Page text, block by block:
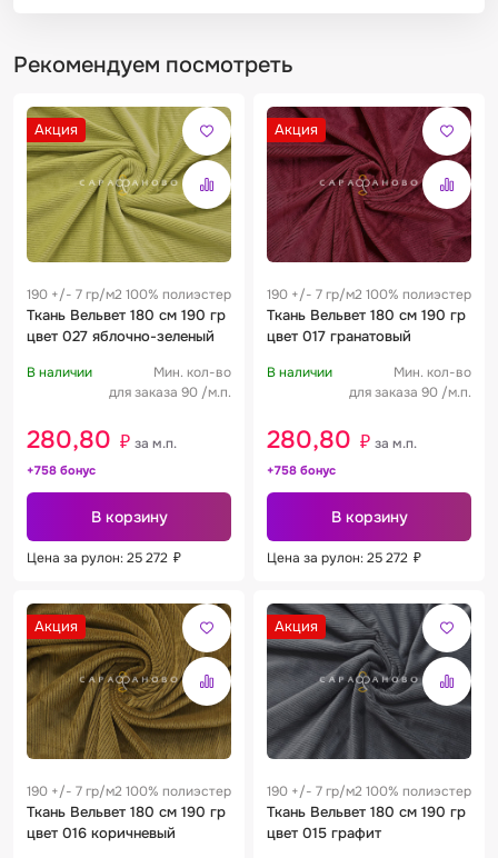
Рекомендуем посмотреть
Акция
190 +/- 7 гр/м2 100% полиэстер
Ткань Вельвет 180 см 190 гр
цвет 027 яблочно-зеленый
В наличии
Мин. кол-во
для заказа 90 /м.п.
280,80 ₽ за м.п.
+758 бонус
В корзину
Цена за рулон: 25 272 ₽
Акция
190 +/- 7 гр/м2 100% полиэстер
Ткань Вельвет 180 см 190 гр
цвет 017 гранатовый
В наличии
Мин. кол-во
для заказа 90 /м.п.
280,80 ₽ за м.п.
+758 бонус
В корзину
Цена за рулон: 25 272 ₽
Акция
190 +/- 7 гр/м2 100% полиэстер
Ткань Вельвет 180 см 190 гр
цвет 016 коричневый
Акция
190 +/- 7 гр/м2 100% полиэстер
Ткань Вельвет 180 см 190 гр
цвет 015 графит